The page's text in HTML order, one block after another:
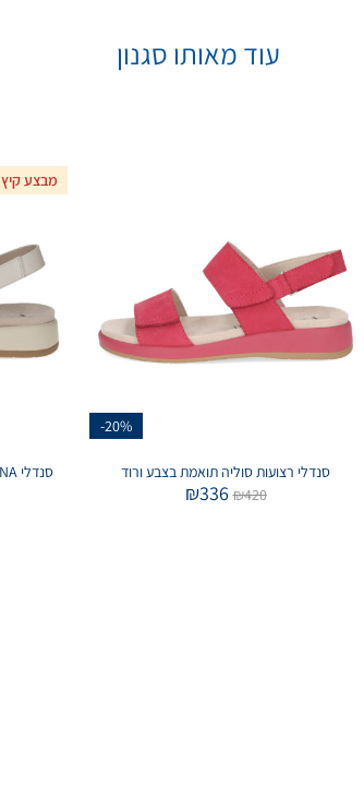
עוד מאותו סגנון
-20%
סנדלי רצועות סוליה תואמת בצבע ורוד
₪420
₪336
מבצע קיץ
סנדלי ELVANA רצועות מצטלבות בצבע קרם